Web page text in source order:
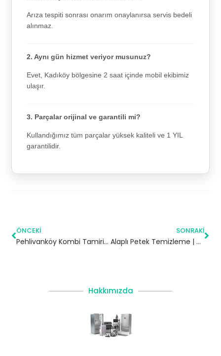
Arıza tespiti sonrası onarım onaylanırsa servis bedeli
alınmaz.
2. Aynı gün hizmet veriyor musunuz?
Evet, Kadıköy bölgesine 2 saat içinde mobil ekibimiz
ulaşır.
3. Parçalar orijinal ve garantili mi?
Kullandığımız tüm parçalar yüksek kaliteli ve 1 YIL
garantilidir.
ÖNCEKI
Pehlivanköy Kombi Tamiri | Kırklareli
SONRAKI
Alaplı Petek Temizleme | Zonguldak
Hakkımızda